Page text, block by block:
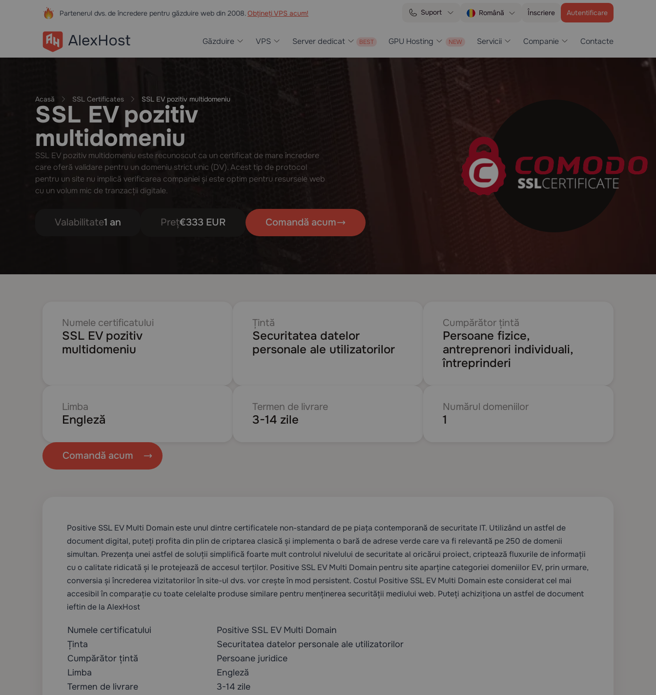
Partenerul dvs. de încredere pentru găzduire web din 2008.Obțineți VPS acum! Suport Română Înscriere Autentificare
Găzduire VPS Server dedicat GPU Hosting Servicii Companie Contacte
Acasă SSL Certificates SSL EV pozitiv multidomeniu
SSL EV pozitiv
multidomeniu
SSL EV pozitiv multidomeniu este recunoscut ca un certificat de mare încredere
care oferă validare pentru un domeniu strict unic (DV). Acest tip de protocol
pentru un site nu implică verificarea companiei și este optim pentru resursele web
cu un volum mic de tranzacții digitale.
Valabilitate1 an Preț€333 EUR Comandă acum
Numele certificatului
SSL EV pozitiv
multidomeniu
Țintă
Securitatea datelor
personale ale utilizatorilor
Cumpărător țintă
Persoane fizice,
antreprenori individuali,
întreprinderi
Limba
Engleză
Termen de livrare
3-14 zile
Numărul domeniilor
1
Comandă acum
Positive SSL EV Multi Domain este unul dintre certificatele non-standard de pe piața contemporană de securitate IT. Utilizând un astfel de
document digital, puteți profita din plin de criptarea clasică și implementa o bară de adrese verde care va fi relevantă pe 250 de domenii
simultan. Prezența unei astfel de soluții simplifică foarte mult controlul nivelului de securitate al oricărui proiect, criptează fluxurile de informații
cu o calitate ridicată și le protejează de accesul terților. Positive SSL EV Multi Domain pentru site aparține categoriei domeniilor EV, prin urmare,
conversia și încrederea vizitatorilor în site-ul dvs. vor crește în mod persistent. Costul Positive SSL EV Multi Domain este considerat cel mai
accesibil în comparație cu toate celelalte produse similare pentru menținerea securității mediului web. Puteți achiziționa un astfel de document
ieftin de la AlexHost
Numele certificatului
Positive SSL EV Multi Domain
Ținta
Securitatea datelor personale ale utilizatorilor
Cumpărător țintă
Persoane juridice
Limba
Engleză
Termen de livrare
3-14 zile